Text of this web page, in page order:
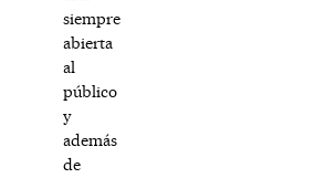
siempre
abierta
al
público
y
además
de